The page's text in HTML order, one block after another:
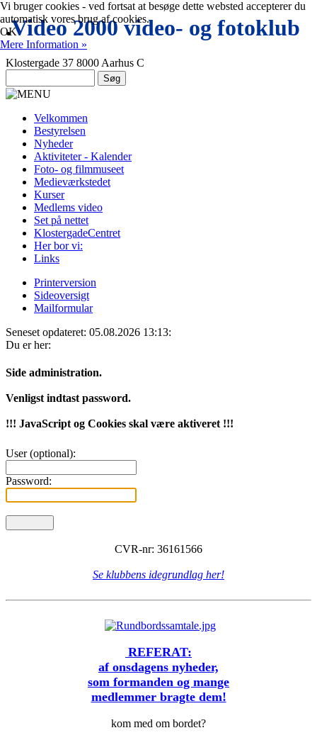
.Video 2000 video- og fotoklub
Klostergade 37 8000 Aarhus C
Velkommen
Bestyrelsen
Nyheder
Aktiviteter - Kalender
Foto- og filmmuseet
Medieværkstedet
Kurser
Medlems video
Set på nettet
KlostergadeCentret
Her bor vi:
Links
Printerversion
Sideoversigt
Mailformular
Seneset opdateret: 05.08.2026 13:13:
Du er her:
Side administration.
Venligst indtast password.
!!! JavaScript og Cookies skal være aktiveret !!!
User (optional):
Password:
CVR-nr: 36161566
Se klubbens idegrundlag her!
REFERAT:
af onsdagens nyheder,
som formanden og mange
medlemmer bragte dem!
kom med om bordet?
Vi bruger cookies - ved fortsat at besøge dette websted accepterer du
automatisk vores brug af cookies.
OK
Mere Information »